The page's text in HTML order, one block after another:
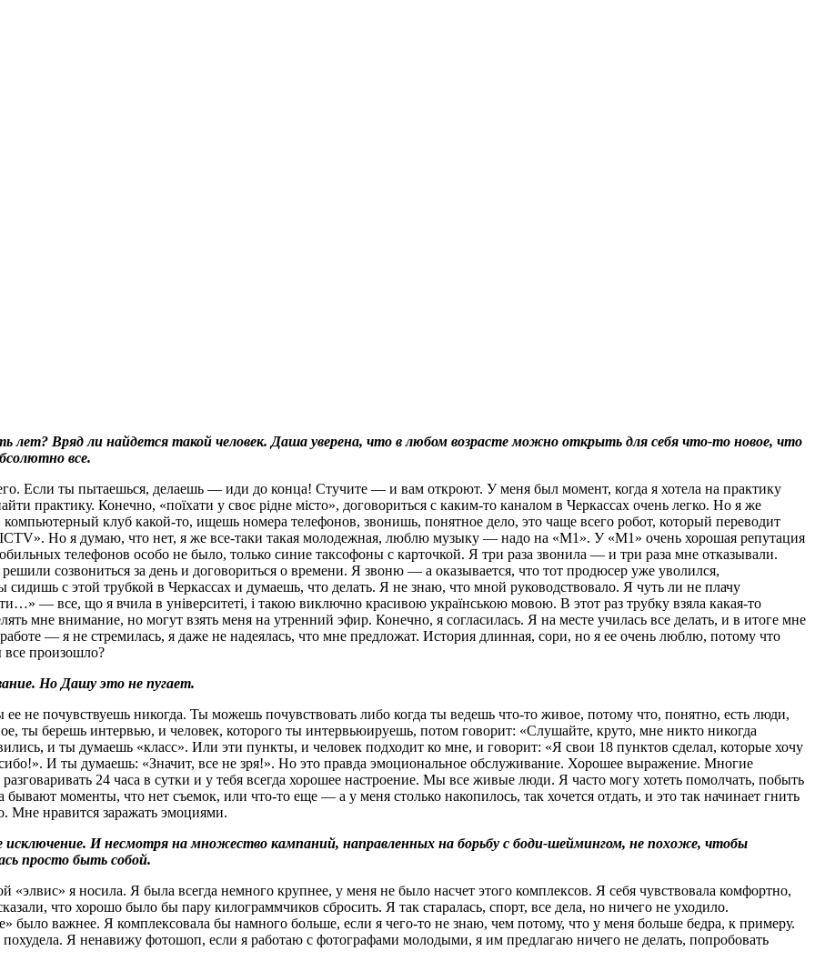
лет? Вряд ли найдется такой человек. Даша уверена, что в любом возрасте можно открыть для себя что-то новое, что
все.
Если ты пытаешься, делаешь — иди до конца! Стучите — и вам откроют. У меня был момент, когда я хотела на практику
практику. Конечно, «поїхати у своє рідне місто», договориться с каким-то каналом в Черкассах очень легко. Но я же
клуб какой-то, ищешь номера телефонов, звонишь, понятное дело, это чаще всего робот, который переводит
Но я думаю, что нет, я же все-таки такая молодежная, люблю музыку — надо на «М1». У «М1» очень хорошая репутация
телефонов особо не было, только синие таксофоны с карточкой. Я три раза звонила — и три раза мне отказывали.
созвониться за день и договориться о времени. Я звоню — а оказывается, что тот продюсер уже уволился,
с этой трубкой в Черкассах и думаешь, что делать. Я не знаю, что мной руководствовало. Я чуть ли не плачу
— все, що я вчила в університеті, і такою виключно красивою українською мовою. В этот раз трубку взяла какая-то
мне внимание, но могут взять меня на утренний эфир. Конечно, я согласилась. Я на месте училась все делать, и в итоге мне
— я не стремилась, я даже не надеялась, что мне предложат. История длинная, сори, но я ее очень люблю, потому что
произошло?
Но Дашу это не пугает.
не почувствуешь никогда. Ты можешь почувствовать либо когда ты ведешь что-то живое, потому что, понятно, есть люди,
ты берешь интервью, и человек, которого ты интервьюируешь, потом говорит: «Слушайте, круто, мне никто никогда
и ты думаешь «класс». Или эти пункты, и человек подходит ко мне, и говорит: «Я свои 18 пунктов сделал, которые хочу
И ты думаешь: «Значит, все не зря!». Но это правда эмоциональное обслуживание. Хорошее выражение. Многие
24 часа в сутки и у тебя всегда хорошее настроение. Мы все живые люди. Я часто могу хотеть помолчать, побыть
моменты, что нет съемок, или что-то еще — а у меня столько накопилось, так хочется отдать, и это так начинает гнить
Мне нравится заражать эмоциями.
И несмотря на множество кампаний, направленных на борьбу с боди-шеймингом, не похоже, чтобы
просто быть собой.
я носила. Я была всегда немного крупнее, у меня не было насчет этого комплексов. Я себя чувствовала комфортно,
что хорошо было бы пару килограммчиков сбросить. Я так старалась, спорт, все дела, но ничего не уходило.
было важнее. Я комплексовала бы намного больше, если я чего-то не знаю, чем потому, что у меня больше бедра, к примеру.
Я ненавижу фотошоп, если я работаю с фотографами молодыми, я им предлагаю ничего не делать, попробовать